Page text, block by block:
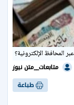
متابعات__متن نيوز
طباعة